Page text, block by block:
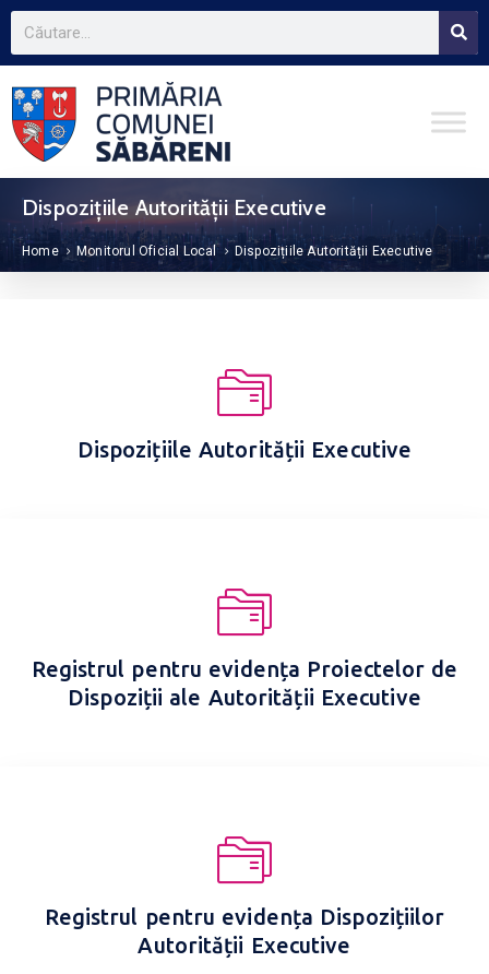
Dispozițiile Autorității Executive
Home Monitorul Oficial Local Dispozițiile Autorității Executive
Dispozițiile Autorității Executive
Registrul pentru evidența Proiectelor de
Dispoziții ale Autorității Executive
Registrul pentru evidența Dispozițiilor
Autorității Executive